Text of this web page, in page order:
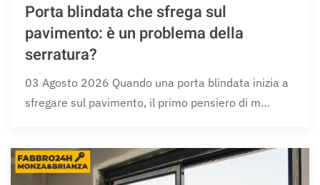
Porta blindata che sfrega sul
pavimento: è un problema della
serratura?
03 Agosto 2026 Quando una porta blindata inizia a
sfregare sul pavimento, il primo pensiero di m…